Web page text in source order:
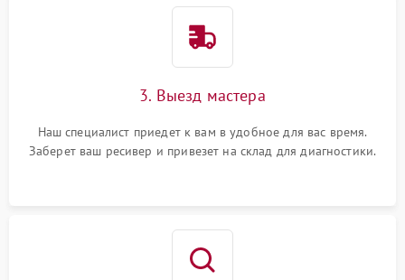
3. Выезд мастера
Наш специалист приедет к вам в удобное для вас время.
Заберет ваш ресивер и привезет на склад для диагностики.